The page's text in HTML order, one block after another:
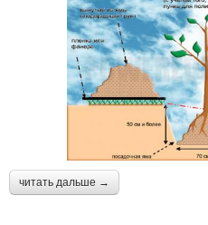
читать дальше →